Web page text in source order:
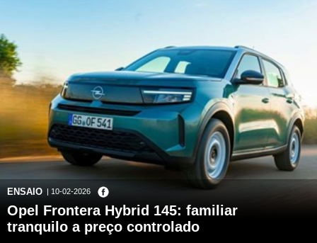
ENSAIO | 10-02-2026
Opel Frontera Hybrid 145: familiar
tranquilo a preço controlado